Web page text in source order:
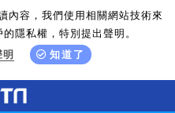
內容，我們使用相關網站技術來
隱私權，特別提出聲明。
知道了